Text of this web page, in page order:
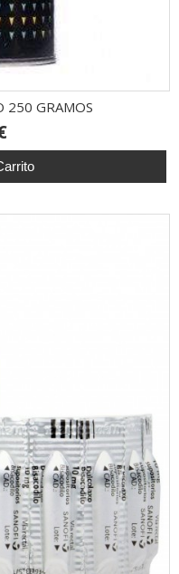
250 GRAMOS